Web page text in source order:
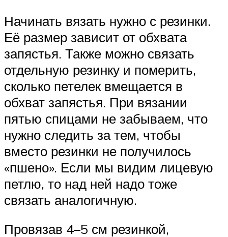
Начинать вязать нужно с резинки.
Её размер зависит от обхвата
запястья. Также можно связать
отдельную резинку и померить,
сколько петелек вмещается в
обхват запястья. При вязании
пятью спицами не забываем, что
нужно следить за тем, чтобы
вместо резинки не получилось
«пшено». Если мы видим лицевую
петлю, то над ней надо тоже
связать аналогичную.
Провязав 4–5 см резинкой,